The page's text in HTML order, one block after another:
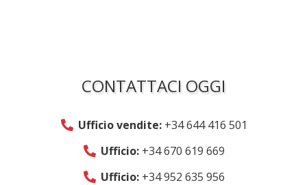
CONTATTACI OGGI
Ufficio vendite: +34 644 416 501
Ufficio: +34 670 619 669
Ufficio: +34 952 635 956